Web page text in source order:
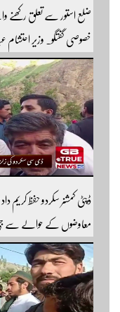
ضلع استور سے تعلق رکھنے
خصوصی گفتگو۔ وزیر
اندر کافی مشہور ہیں مزید
سبسکرائب کریں
ڈپٹی کمشنر سکردو حفظ
معاوضوں کے حوالے سے جی
افضل روندو